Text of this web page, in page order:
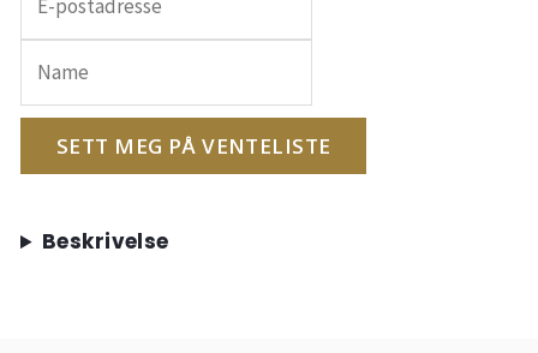
inn
e-
postadressen
din
på
SETT MEG PÅ VENTELISTE
Beskrivelse